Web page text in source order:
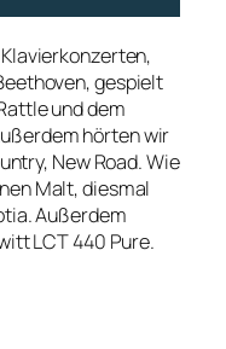
gespielt
und dem
hörten wir
New Road. Wie
Malt, diesmal
Außerdem
LCT 440 Pure.